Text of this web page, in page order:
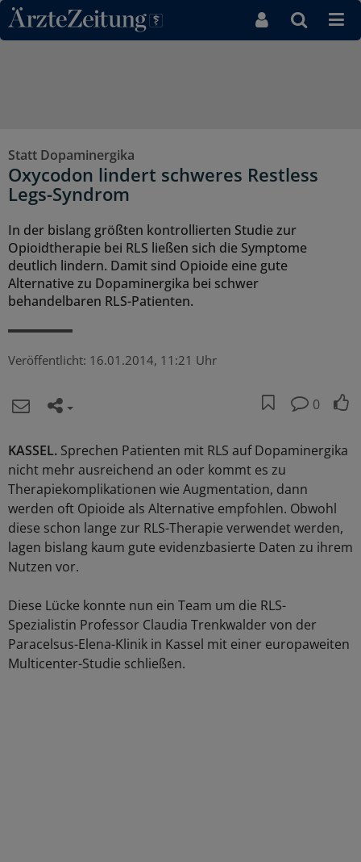
Direkt zum Inhaltsbereich
Statt Dopaminergika
Oxycodon lindert schweres Restless
Legs-Syndrom
In der bislang größten kontrollierten Studie zur
Opioidtherapie bei RLS ließen sich die Symptome
deutlich lindern. Damit sind Opioide eine gute
Alternative zu Dopaminergika bei schwer
behandelbaren RLS-Patienten.
Veröffentlicht: 16.01.2014, 11:21 Uhr
0
KASSEL. Sprechen Patienten mit RLS auf Dopaminergika
nicht mehr ausreichend an oder kommt es zu
Therapiekomplikationen wie Augmentation, dann
werden oft Opioide als Alternative empfohlen. Obwohl
diese schon lange zur RLS-Therapie verwendet werden,
lagen bislang kaum gute evidenzbasierte Daten zu ihrem
Nutzen vor.
Diese Lücke konnte nun ein Team um die RLS-
Spezialistin Professor Claudia Trenkwalder von der
Paracelsus-Elena-Klinik in Kassel mit einer europaweiten
Multicenter-Studie schließen.